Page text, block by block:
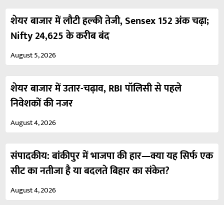
शेयर बाजार में लौटी हल्की तेजी, Sensex 152 अंक चढ़ा;
Nifty 24,625 के करीब बंद
August 5, 2026
शेयर बाजार में उतार-चढ़ाव, RBI पॉलिसी से पहले
निवेशकों की नजर
August 4, 2026
संपादकीय: बांकीपुर में भाजपा की हार—क्या यह सिर्फ एक
सीट का नतीजा है या बदलते बिहार का संकेत?
August 4, 2026